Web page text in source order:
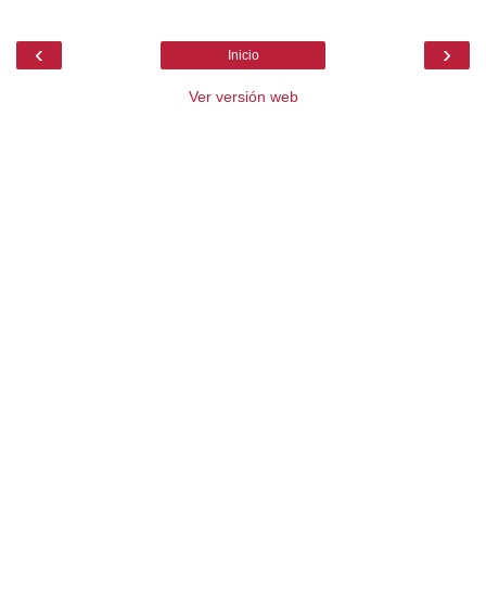
‹ ›
Inicio
Ver versión web